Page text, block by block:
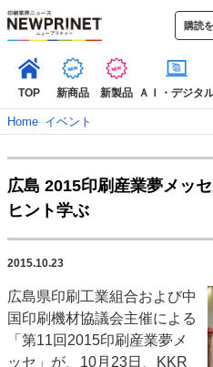
購読
TOP 新商品 新製品 ＡＩ・デジタ
TOP
新着記事
インタビュー
SDGs・地域
ポストプレス ビジネス
市場・統計
人事・移転・異動・訃報
Home–イベント
広島 2015印刷産業夢メッ
ヒント学ぶ
2015.10.23
広島県印刷工業組合および中
国印刷機材協議会主催による
「第11回2015印刷産業夢メ
ッセ」が、10月23日、KKR